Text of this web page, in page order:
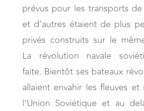
prévus pour les transports de
et d’autres étaient de plus
privés construits sur le
La révolution navale
faite. Bientôt ses bateaux
allaient envahir les fleuves et
l’Union Soviétique et au